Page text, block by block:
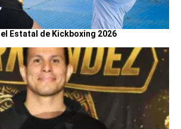
Estatal de Kickboxing 2026